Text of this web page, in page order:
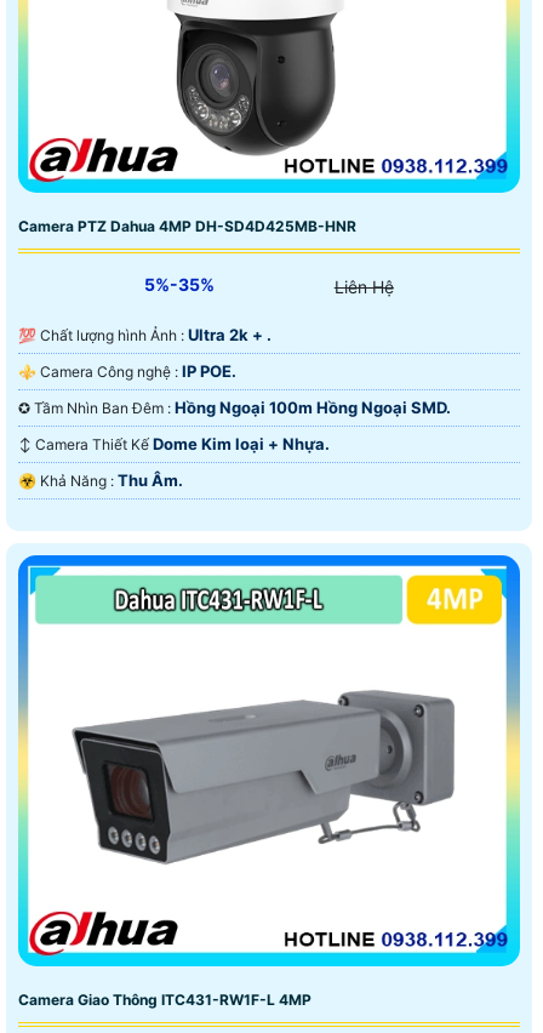
Camera PTZ Dahua 4MP DH-SD4D425MB-HNR
5%-35% Liên Hệ
💯 Chất lượng hình Ảnh : Ultra 2k + .
⚜️ Camera Công nghệ : IP POE.
✪ Tầm Nhìn Ban Đêm : Hồng Ngoại 100m Hồng Ngoại SMD.
↕️ Camera Thiết Kế Dome Kim loại + Nhựa.
️☣️ Khả Năng : Thu Âm.
Camera Giao Thông ITC431-RW1F-L 4MP